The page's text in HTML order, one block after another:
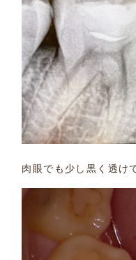
肉眼でも少し黒く透け